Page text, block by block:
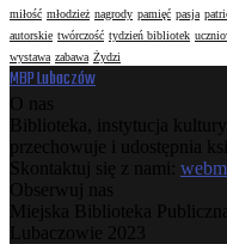
miłość młodzież nagrody pamięć pasja
autorskie twórczość tydzień bibliotek
wystawa zabawa Żydzi
MBP Lubaczów
O nas
Biblioteka, instytucja
przechowuje i udostępnia
Skontaktuj się z nami:
Obserwuj nas
Facebook
Instagram
Youtube
Email
Miejska Biblioteka
Lubaczowie 2023